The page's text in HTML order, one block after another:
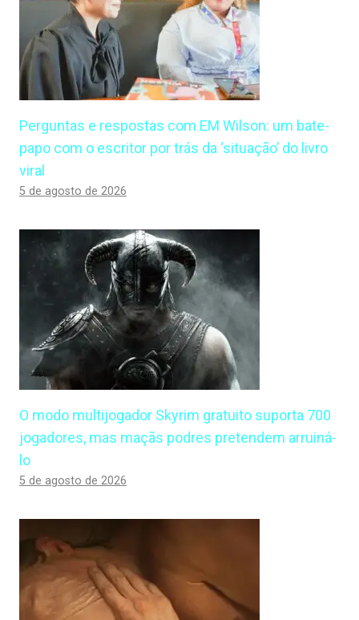
Perguntas e respostas com EM Wilson: um bate-
papo com o escritor por trás da ‘situação’ do livro
viral
5 de agosto de 2026
O modo multijogador Skyrim gratuito suporta 700
jogadores, mas maçãs podres pretendem arruiná-
lo
5 de agosto de 2026